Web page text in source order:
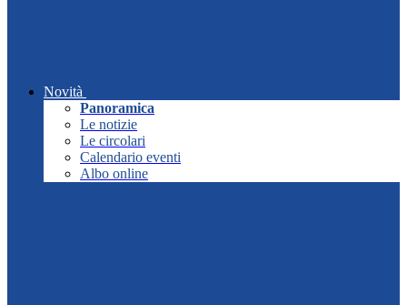
Novità
Panoramica
Le notizie
Le circolari
Calendario eventi
Albo online